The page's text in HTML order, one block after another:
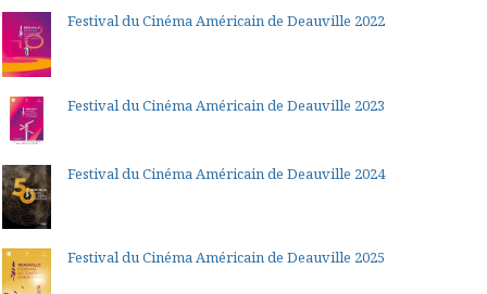
Festival du Cinéma Américain de Deauville 2022
Festival du Cinéma Américain de Deauville 2023
Festival du Cinéma Américain de Deauville 2024
Festival du Cinéma Américain de Deauville 2025